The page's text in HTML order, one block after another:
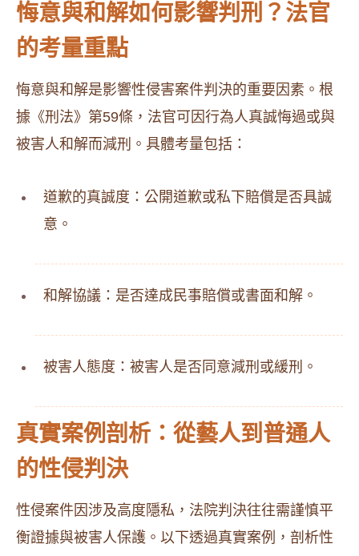
悔意與和解如何影響判刑？法官
的考量重點
悔意與和解是影響性侵害案件判決的重要因素。根
據《刑法》第59條，法官可因行為人真誠悔過或與
被害人和解而減刑。具體考量包括：
道歉的真誠度：公開道歉或私下賠償是否具誠
意。
和解協議：是否達成民事賠償或書面和解。
被害人態度：被害人是否同意減刑或緩刑。
真實案例剖析：從藝人到普通人
的性侵判決
性侵案件因涉及高度隱私，法院判決往往需謹慎平
衡證據與被害人保護。以下透過真實案例，剖析性